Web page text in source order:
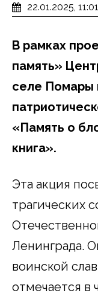
22.01.2025, 11:01
В рамках
память»
селе Помары
«Память о
книга».
Эта акция
трагических
Ленинграда.
воинской
отмечается в